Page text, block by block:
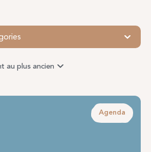
au plus ancien
Agenda